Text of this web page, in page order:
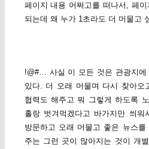
페이지 내용 어쩌고를 떠나서, 페
되는데 왜 누가 1초라도 더 머물고
!@#… 사실 이 모든 것은 관광지에
있다. 더 오래 머물며 다시 찾아오
협력도 해주고 뭐 그렇게 하도록
홀랑 벗겨먹겠다고 바가지만 씌
방문하고 오래 머물고 좋은 뉴스
주는 그런 곳이 많아지는 것이 개